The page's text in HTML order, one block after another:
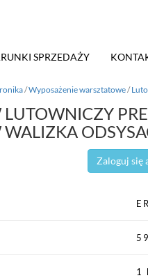
SPRZEDAŻY
/Wyposażenie warsztatowe/
LUTOWNICZY
WALIZKA
Zaloguj się
1